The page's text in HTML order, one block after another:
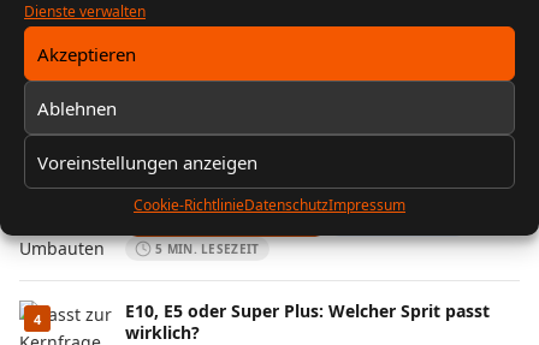
Dienste verwalten
Akzeptieren
Ablehnen
Voreinstellungen anzeigen
Cookie-RichtlinieDatenschutzImpressum
FIN entschlüsseln: Baujahr, Motor &
Ausstattung prüfen
REDAKTION KFZ NEWS 24
13. FEBRUAR 2026
Fahrzeugtuning: Welche Umbauten sind legal
und was ist verboten?
5 MIN. LESEZEIT
4
E10, E5 oder Super Plus: Welcher Sprit passt
wirklich?